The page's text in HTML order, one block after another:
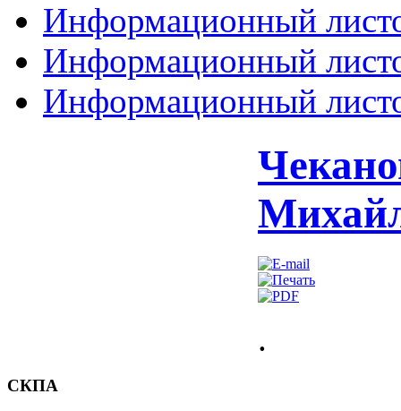
Информационный
Информационный
Информационный
.
СКПА